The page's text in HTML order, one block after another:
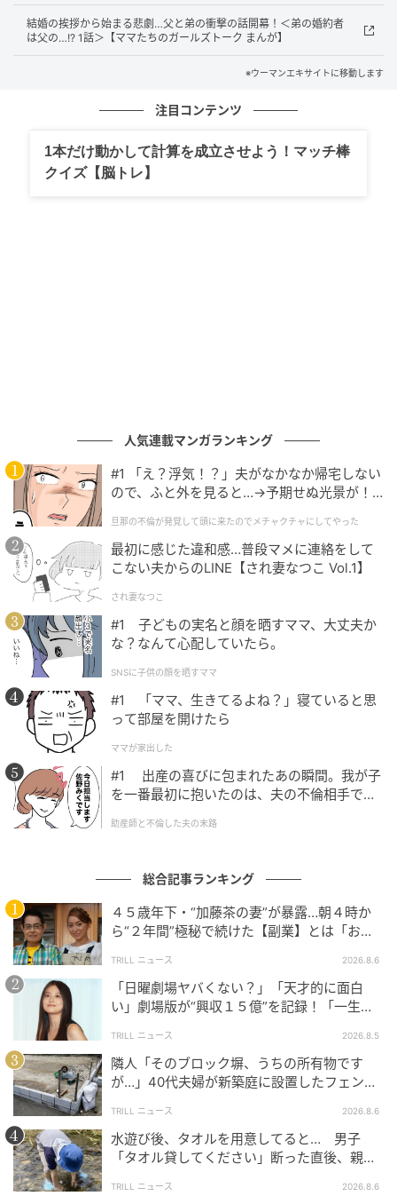
ウーマンエキサイト
ウーマンエキサイト
ウーマンエキサイト
結婚の挨拶から始まる悲劇…父と弟の衝撃の話開幕！＜弟の婚約者
は父の…!? 1話＞【ママたちのガールズトーク まんが】
※ウーマンエキサイトに移動します
注目コンテンツ
1本だけ動かして計算を成立させよう！マッチ棒
クイズ【脳トレ】
人気連載マンガランキング
#1 「え？浮気！？」夫がなかなか帰宅しない
ので、ふと外を見ると…→予期せぬ光景が！
クチャにしてやった
旦那の不倫が発覚して頭に来たのでメチャクチャにしてやった
最初に感じた違和感…普段マメに連絡をして
こない夫からのLINE【され妻なつこ Vol.1】
され妻なつこ
#1 子どもの実名と顔を晒すママ、大丈夫か
な？なんて心配していたら。
SNSに子供の顔を晒すママ
#1 「ママ、生きてるよね？」寝ていると思
って部屋を開けたら
ママが家出した
#1 出産の喜びに包まれたあの瞬間。我が子
を一番最初に抱いたのは、夫の不倫相手でし
助産師と不倫した夫の末路
総合記事ランキング
４５歳年下・“加藤茶の妻”が暴露…朝４時か
ら“２年間”極秘で続けた【副業】とは「お金
TRILL ニュース 2026.8.6
「日曜劇場ヤバくない？」「天才的に面白
い」劇場版が“興収１５億”を記録！「一生言
TRILL ニュース 2026.8.5
隣人「そのブロック塀、うちの所有物です
が…」40代夫婦が新築庭に設置したフェン
TRILL ニュース 2026.8.6
水遊び後、タオルを用意してると… 男子
「タオル貸してください」断った直後、親が
TRILL ニュース 2026.8.6